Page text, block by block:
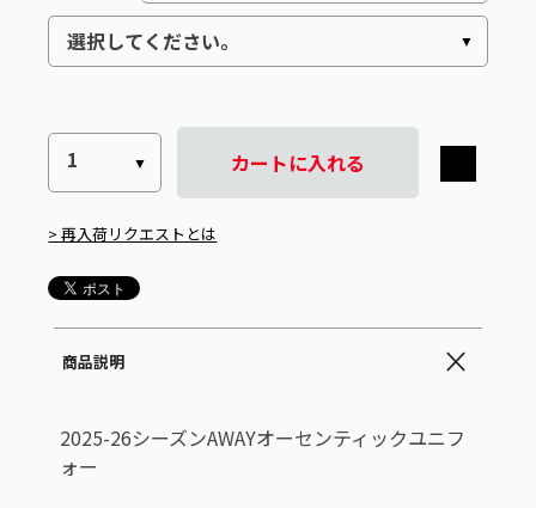
カートに入れる
> 再入荷リクエストとは
商品説明
2025-26シーズンAWAYオーセンティックユニフ
ォー